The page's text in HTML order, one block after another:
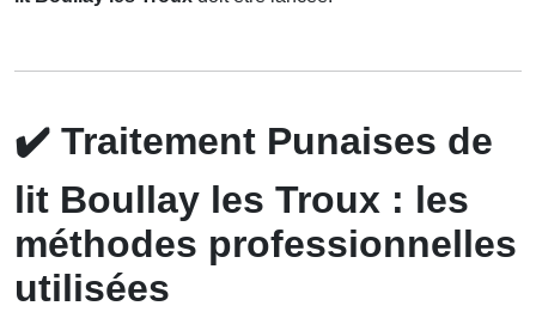
✔️ Traitement Punaises de
lit Boullay les Troux : les
méthodes professionnelles
utilisées